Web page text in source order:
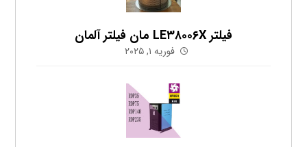
فیلتر LE۳۸۰۰۶X مان فیلتر آلمان
فوریه ۱, ۲۰۲۵